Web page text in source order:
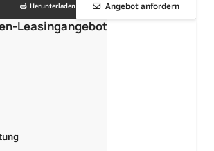
Herunterladen Angebot anfordern
Leasingangebot